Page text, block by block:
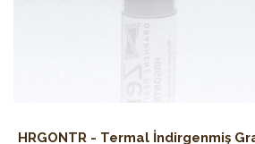
HRGONTR - Termal İndirgenmiş